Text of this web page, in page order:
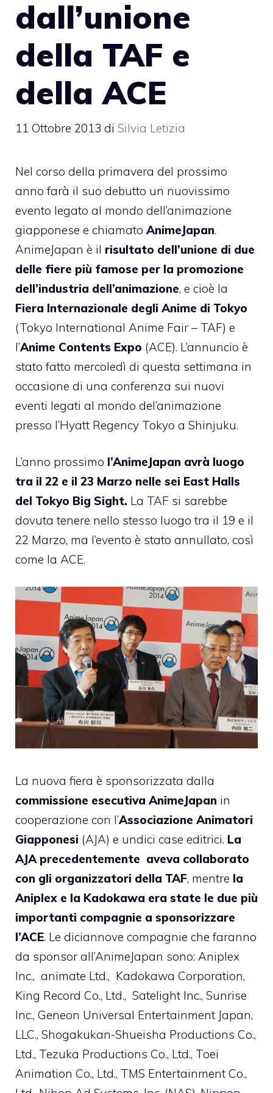
dall’unione
della TAF e
della ACE
11 Ottobre 2013 di Silvia Letizia
Nel corso della primavera del prossimo
anno farà il suo debutto un nuovissimo
evento legato al mondo dell’animazione
giapponese e chiamato AnimeJapan.
AnimeJapan è il risultato dell’unione di due
delle fiere più famose per la promozione
dell’industria dell’animazione, e cioè la
Fiera Internazionale degli Anime di Tokyo
(Tokyo International Anime Fair – TAF) e
l’Anime Contents Expo (ACE). L’annuncio è
stato fatto mercoledì di questa settimana in
occasione di una conferenza sui nuovi
eventi legati al mondo del’animazione
presso l’Hyatt Regency Tokyo a Shinjuku.
L’anno prossimo l’AnimeJapan avrà luogo
tra il 22 e il 23 Marzo nelle sei East Halls
del Tokyo Big Sight. La TAF si sarebbe
dovuta tenere nello stesso luogo tra il 19 e il
22 Marzo, ma l’evento è stato annullato, così
come la ACE.
La nuova fiera è sponsorizzata dalla
commissione esecutiva AnimeJapan in
cooperazione con l’Associazione Animatori
Giapponesi (AJA) e undici case editrici. La
AJA precedentemente aveva collaborato
con gli organizzatori della TAF, mentre la
Aniplex e la Kadokawa era state le due più
importanti compagnie a sponsorizzare
l’ACE. Le diciannove compagnie che faranno
da sponsor all’AnimeJapan sono: Aniplex
Inc., animate Ltd., Kadokawa Corporation,
King Record Co., Ltd., Satelight Inc., Sunrise
Inc., Geneon Universal Entertainment Japan,
LLC., Shogakukan-Shueisha Productions Co.,
Ltd., Tezuka Productions Co., Ltd., Toei
Animation Co., Ltd., TMS Entertainment Co.,